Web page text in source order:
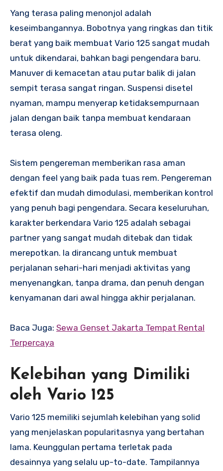
Yang terasa paling menonjol adalah
keseimbangannya. Bobotnya yang ringkas dan titik
berat yang baik membuat Vario 125 sangat mudah
untuk dikendarai, bahkan bagi pengendara baru.
Manuver di kemacetan atau putar balik di jalan
sempit terasa sangat ringan. Suspensi disetel
nyaman, mampu menyerap ketidaksempurnaan
jalan dengan baik tanpa membuat kendaraan
terasa oleng.
Sistem pengereman memberikan rasa aman
dengan feel yang baik pada tuas rem. Pengereman
efektif dan mudah dimodulasi, memberikan kontrol
yang penuh bagi pengendara. Secara keseluruhan,
karakter berkendara Vario 125 adalah sebagai
partner yang sangat mudah ditebak dan tidak
merepotkan. Ia dirancang untuk membuat
perjalanan sehari-hari menjadi aktivitas yang
menyenangkan, tanpa drama, dan penuh dengan
kenyamanan dari awal hingga akhir perjalanan.
Baca Juga: Sewa Genset Jakarta Tempat Rental
Terpercaya
Kelebihan yang Dimiliki
oleh Vario 125
Vario 125 memiliki sejumlah kelebihan yang solid
yang menjelaskan popularitasnya yang bertahan
lama. Keunggulan pertama terletak pada
desainnya yang selalu up-to-date. Tampilannya